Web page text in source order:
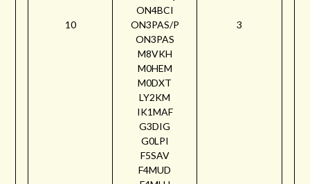
10
ON4BCI
ON3PAS/P
ON3PAS
M8VKH
M0HEM
M0DXT
LY2KM
IK1MAF
G3DIG
G0LPI
F5SAV
F4MUD
3